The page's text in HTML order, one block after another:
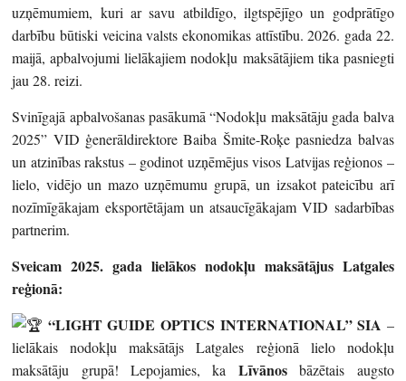
uzņēmumiem, kuri ar savu atbildīgo, ilgtspējīgo un godprātīgo
darbību būtiski veicina valsts ekonomikas attīstību. 2026. gada 22.
maijā, apbalvojumi lielākajiem nodokļu maksātājiem tika pasniegti
jau 28. reizi.
Svinīgajā apbalvošanas pasākumā “Nodokļu maksātāju gada balva
2025” VID ģenerāldirektore Baiba Šmite-Roķe pasniedza balvas
un atzinības rakstus – godinot uzņēmējus visos Latvijas reģionos –
lielo, vidējo un mazo uzņēmumu grupā, un izsakot pateicību arī
nozīmīgākajam eksportētājam un atsaucīgākajam VID sadarbības
partnerim.
Sveicam 2025. gada lielākos nodokļu maksātājus Latgales
reģionā:
“LIGHT GUIDE OPTICS INTERNATIONAL” SIA –
lielākais nodokļu maksātājs Latgales reģionā lielo nodokļu
maksātāju grupā! Lepojamies, ka Līvānosbāzētais augsto